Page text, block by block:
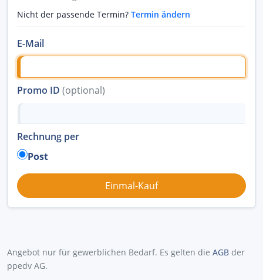
Nicht der passende Termin? Termin ändern
E-Mail
Promo ID (optional)
Rechnung per
Post
Angebot nur für gewerblichen Bedarf. Es gelten die AGB der
ppedv AG.